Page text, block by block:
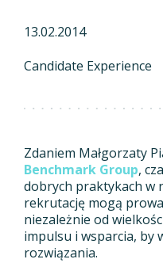
13.02.2014
Candidate Experience
Zdaniem Małgorzaty
Benchmark Group,
dobrych praktykach w
rekrutację mogą
niezależnie od
impulsu i wsparcia, by
rozwiązania.